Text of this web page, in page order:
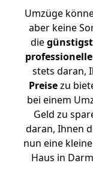
Umzüge
aber keine
die
stets daran,
Preisezu
bei einem
Geld zu
daran, Ihnen
nun eine
Haus in